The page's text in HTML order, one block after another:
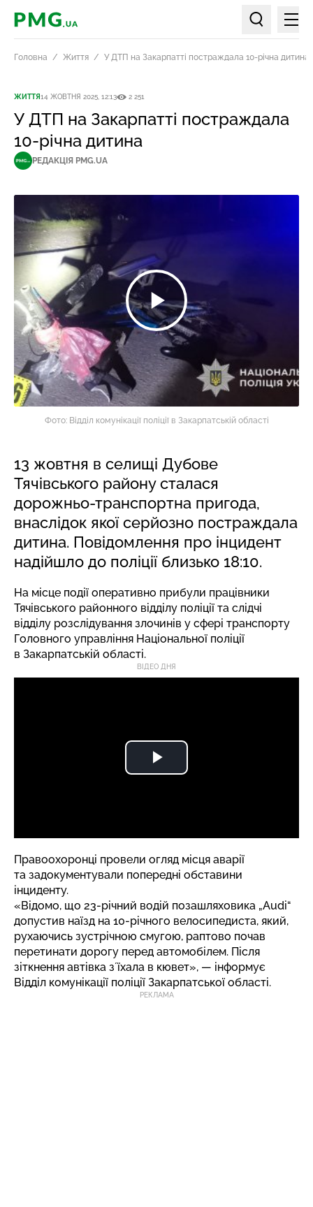
PMG.ua
Пошук по
Головна Життя У ДТП на Закарпатті постраждала 10-річна дитина
ЖИТТЯ14 ЖОВТНЯ 2025, 12:13 2 251
У ДТП на Закарпатті постраждала
10-річна дитина
РЕДАКЦІЯ PMG.UA
Фото: Відділ комунікації поліції в Закарпатській області
13 жовтня в селищі Дубове
Тячівського району сталася
дорожньо-транспортна пригода,
внаслідок якої серйозно постраждала
дитина. Повідомлення про інцидент
надійшло до поліції близько 18:10.
На місце події оперативно прибули працівники
Тячівського районного відділу поліції та слідчі
відділу розслідування злочинів у сфері транспорту
Головного управління Національної поліції
в Закарпатській області.
ВІДЕО ДНЯ
Правоохоронці провели огляд місця аварії
та задокументували попередні обставини
інциденту.
«Відомо, що 23-річний водій позашляховика „Audi“
допустив наїзд на 10-річного велосипедиста, який,
рухаючись зустрічною смугою, раптово почав
перетинати дорогу перед автомобілем. Після
зіткнення автівка зʼїхала в кювет», — інформує
Відділ комунікації поліції Закарпатської області.
РЕКЛАМА